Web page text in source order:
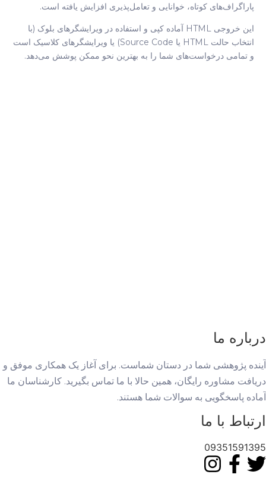
پاراگراف‌های کوتاه، خوانایی و تعامل‌پذیری افزایش یافته است.
این خروجی HTML آماده کپی و استفاده در ویرایشگرهای بلوک (با
انتخاب حالت HTML یا Source Code) یا ویرایشگرهای کلاسیک است
و تمامی درخواست‌های شما را به بهترین نحو ممکن پوشش می‌دهد.
درباره ما
آینده پژوهشی شما در دستان شماست. برای آغاز یک همکاری موفق و
دریافت مشاوره رایگان، همین حالا با ما تماس بگیرید. کارشناسان ما
آماده پاسخگویی به سوالات شما هستند.
ارتباط با ما
09351591395